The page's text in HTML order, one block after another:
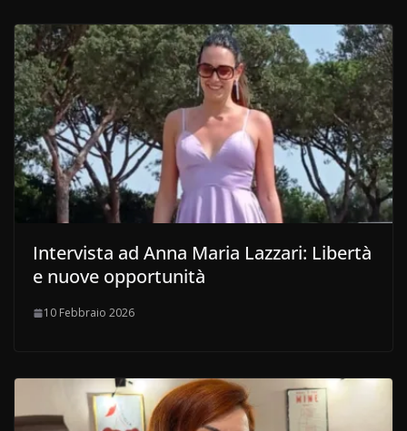
Intervista ad Anna Maria Lazzari: Libertà
e nuove opportunità
10 Febbraio 2026